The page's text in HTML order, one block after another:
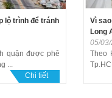
lộ trình để tránh
quận được phê
...
Chi tiết
Vì
Long
05/
Theo